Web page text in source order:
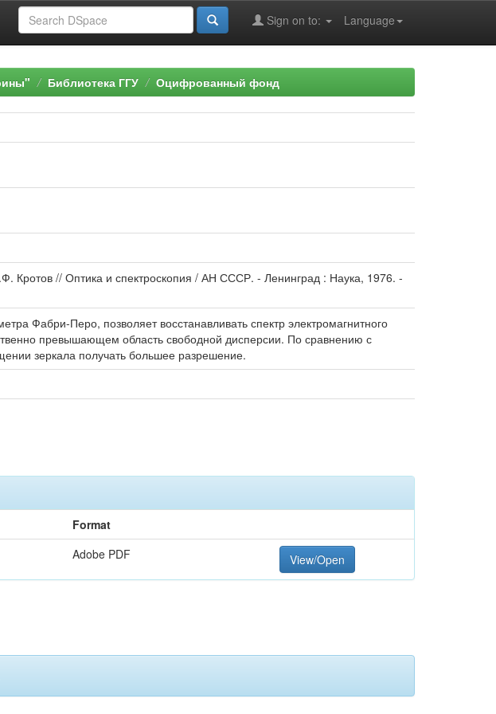
Language
Sign on to:
Библиотека ГГУ Оцифрованный фонд
// Оптика и спектроскопия / АН СССР. - Ленинград : Наука, 1976. -
Фабри-Перо, позволяет восстанавливать спектр электромагнитного
превышающем область свободной дисперсии. По сравнению с
зеркала получать большее разрешение.
Format
Adobe PDF View/Open